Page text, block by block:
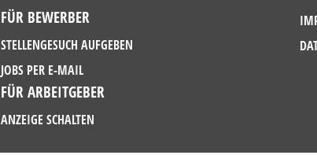
FÜR BEWERBER
STELLENGESUCH AUFGEBEN
JOBS PER E-MAIL
FÜR ARBEITGEBER
ANZEIGE SCHALTEN